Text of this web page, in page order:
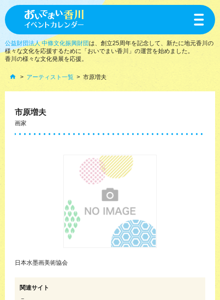
toggle
公益財団法人 中條文化振興財団は、創立25周年を記念して、新たに地元香川の
様々な文化を応援するために「おいでまい香川」の運営を始めました。
香川の様々な文化発展を応援。
アーティスト一覧 市原増夫
市原増夫
画家
日本水墨画美術協会
関連サイト
－